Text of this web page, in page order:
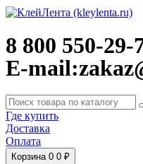
8 800 550-29-
E-
Где купить
Доставка
Оплата
Корзина 0 0 ₽